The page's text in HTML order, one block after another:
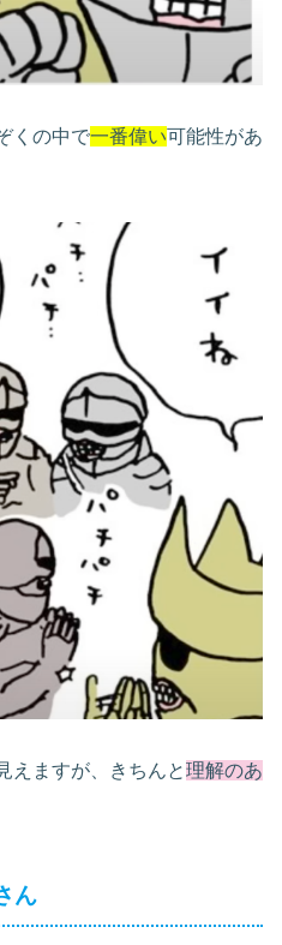
くの中で一番偉い可能性があ
えますが、きちんと理解のあ
ん